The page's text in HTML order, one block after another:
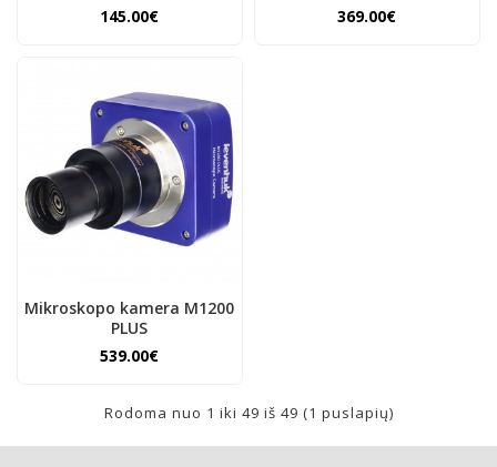
145.00€
369.00€
Mikroskopo kamera M1200
PLUS
539.00€
Rodoma nuo 1 iki 49 iš 49 (1 puslapių)